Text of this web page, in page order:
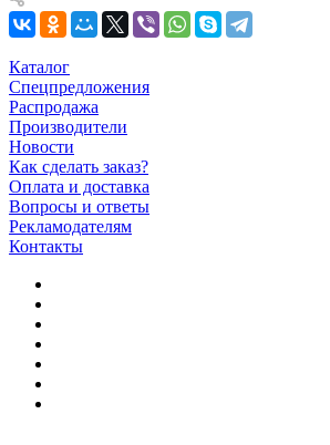
Каталог
Спецпредложения
Распродажа
Производители
Новости
Как сделать заказ?
Оплата и доставка
Вопросы и ответы
Рекламодателям
Контакты